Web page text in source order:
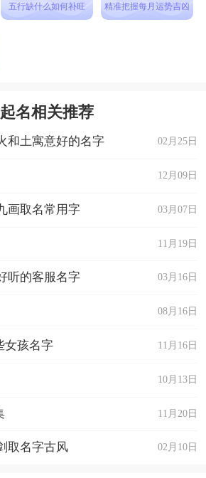
五行缺什么如何补旺 精准把握每月运势吉凶
起名相关推荐
02月25日
和土寓意好的名字
12月09日
03月07日
画取名常用字
11月19日
03月16日
听的客服名字
08月16日
11月16日
女孩名字
10月13日
11月20日
02月10日
取名字古风